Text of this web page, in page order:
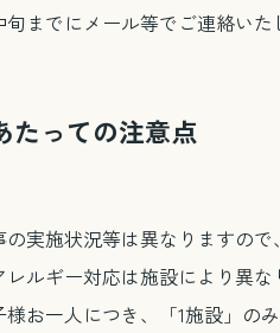
までにメール等でご連絡いた
たっての注意点
の実施状況等は異なりますの
ルギー対応は施設により異な
様お一人につき、「1施設」